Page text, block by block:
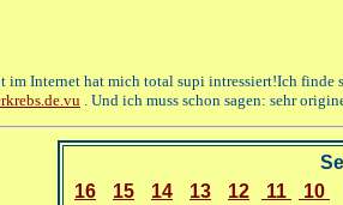
Internet hat mich total supi intressiert!Ich
. Und ich muss schon sagen: sehr
16
15 14 13 12 11 10